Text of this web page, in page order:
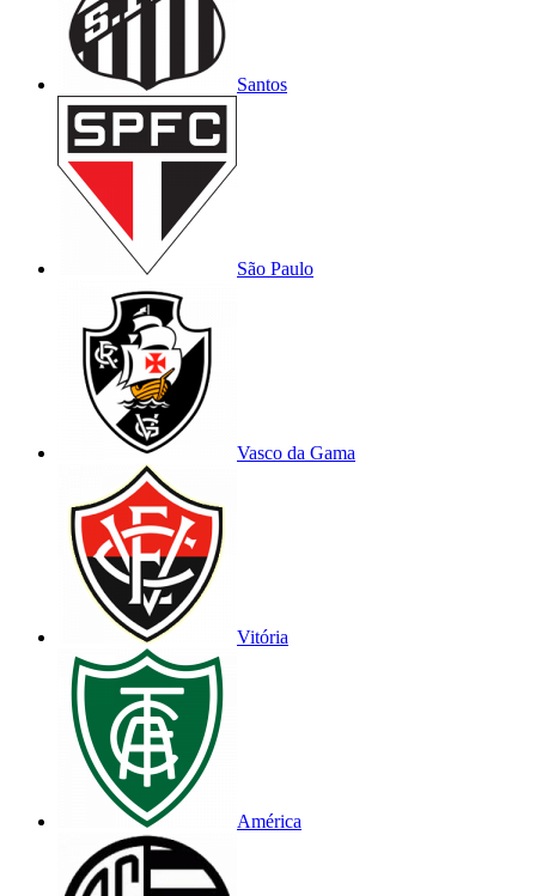
Santos
São Paulo
Vasco da Gama
Vitória
América